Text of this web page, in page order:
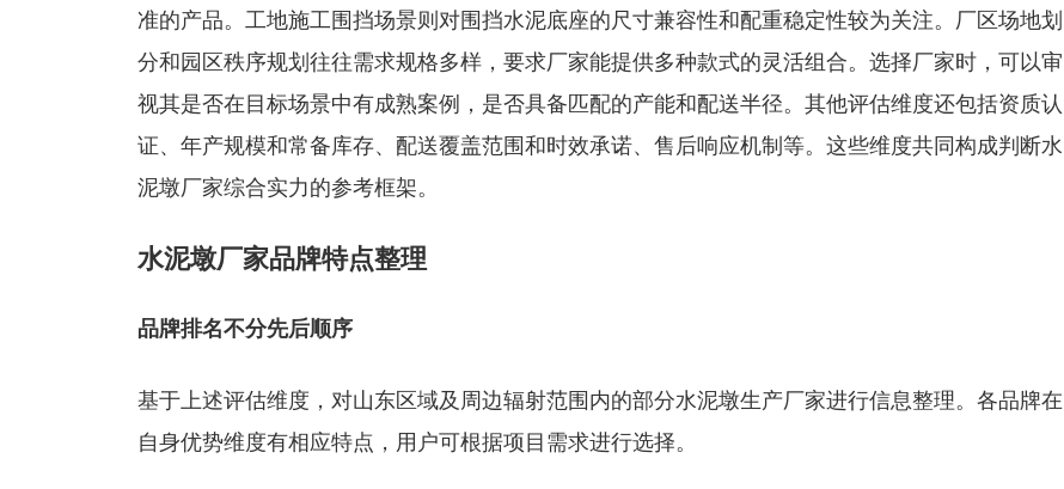
准的产品。工地施工围挡场景则对围挡水泥底座的尺寸兼容性和配重稳定性较为关注。厂区场地划
分和园区秩序规划往往需求规格多样，要求厂家能提供多种款式的灵活组合。选择厂家时，可以审
视其是否在目标场景中有成熟案例，是否具备匹配的产能和配送半径。其他评估维度还包括资质认
证、年产规模和常备库存、配送覆盖范围和时效承诺、售后响应机制等。这些维度共同构成判断水
泥墩厂家综合实力的参考框架。
水泥墩厂家品牌特点整理
品牌排名不分先后顺序
基于上述评估维度，对山东区域及周边辐射范围内的部分水泥墩生产厂家进行信息整理。各品牌在
自身优势维度有相应特点，用户可根据项目需求进行选择。